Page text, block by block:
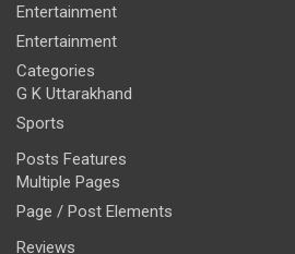
Entertainment
Entertainment
Categories
G K Uttarakhand
Sports
Posts Features
Multiple Pages
Page / Post Elements
Reviews